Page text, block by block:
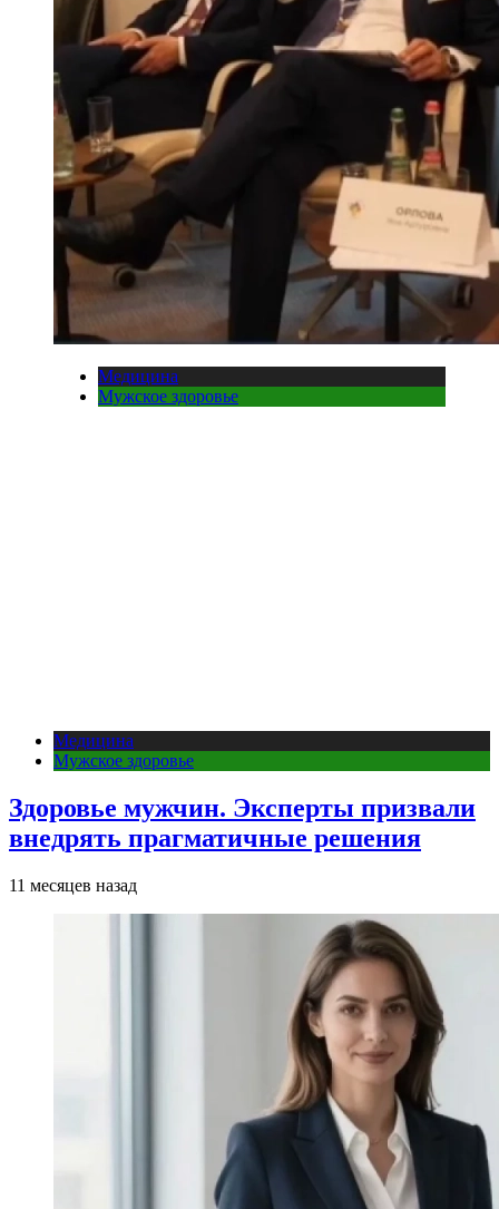
Медицина
Мужское здоровье
Медицина
Мужское здоровье
Здоровье мужчин. Эксперты призвали
внедрять прагматичные решения
11 месяцев назад